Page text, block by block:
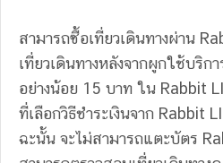
สามารถซื้อเที่ยวเดินทางผ่าน
เที่ยวเดินทางหลังจากผูกใช้บริก
อย่างน้อย 15 บาท ใน Rabbit
ที่เลือกวิธีชำระเงินจาก Rabbit
ฉะนั้น จะไม่สามารถแตะบัตร